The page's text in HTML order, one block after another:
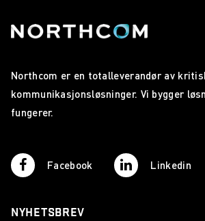
Northcom er en totalleverandør av
kommunikasjonsløsninger. Vi bygger
fungerer.
Facebook Linkedin
NYHETSBREV